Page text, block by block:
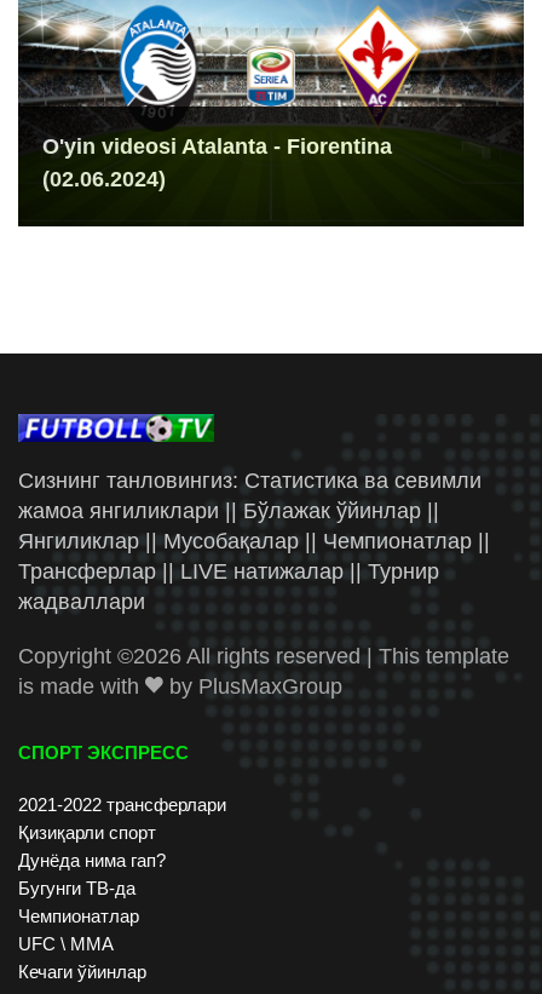
O'yin videosi Atalanta - Fiorentina
(02.06.2024)
Сизнинг танловингиз: Статистика ва севимли
жамоа янгиликлари || Бўлажак ўйинлар ||
Янгиликлар || Мусобақалар || Чемпионатлар ||
Трансферлар || LIVE натижалар || Турнир
жадваллари
Copyright ©2026 All rights reserved | This template
is made with
by PlusMaxGroup
СПОРТ ЭКСПРЕСС
2021-2022 трансферлари
Қизиқарли спорт
Дунёда нима гап?
Бугунги ТВ-да
Чемпионатлар
UFC \ ММА
Кечаги ўйинлар